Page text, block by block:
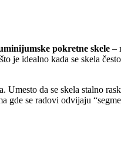
pokretne skele –
je idealno kada se skela
da se skela stalno
gde se radovi odvijaju